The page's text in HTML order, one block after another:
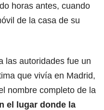
horas antes, cuando
de la casa de su
las autoridades fue un
que vivía en Madrid,
nombre completo de la
el lugar donde la